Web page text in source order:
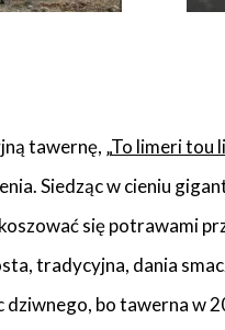
tawernę, „To limeri tou
Siedząc w cieniu
się potrawami
tradycyjna, dania
dziwnego, bo tawerna w